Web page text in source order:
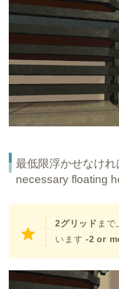
最低限浮かせなけ
necessary floating
2グリッド まで
います-2 or